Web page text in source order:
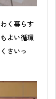
く暮らす
よい循環
さいっ